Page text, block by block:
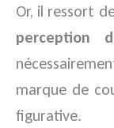
Or, il ressort
perception
marque de
figurative.